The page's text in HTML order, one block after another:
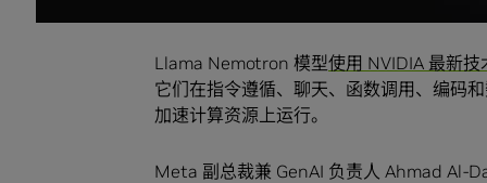
Llama Nemotron 模型使用 NVIDIA 最新
它们在指令遵循、聊天、函数调用、编码
加速计算资源上运行。
Meta 副总裁兼 GenAI 负责人 Ahmad Al-